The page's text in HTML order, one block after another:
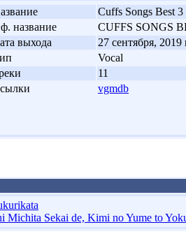
Cuffs Songs Best 3
название
CUFFS SONGS
выхода
27 сентября, 2019
Vocal
11
vgmdb
Michita Sekai de, Kimi no Yume to